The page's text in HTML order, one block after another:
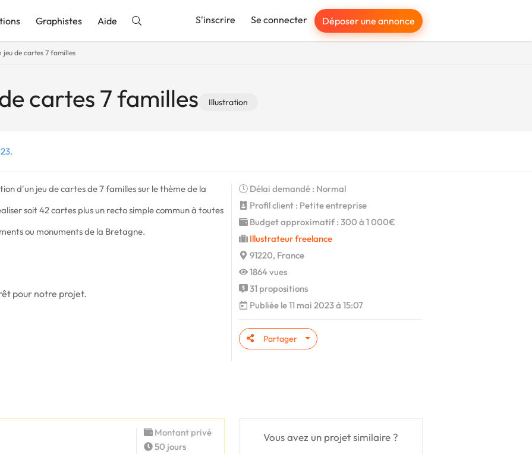
Graphistes Aide S'inscrire Se connecter Déposer une annonce
jeu de cartes 7 familles
cartes 7 familles Illustration
d'un jeu de cartes de 7 familles sur le thème de la
soit 42 cartes plus un recto simple commun à toutes
ou monuments de la Bretagne.
pour notre projet.
Délai demandé : Normal
Profil client : Petite entreprise
Budget approximatif : 300 à 1 000€
Illustrateur freelance
91220, France
1864 vues
31 propositions
Publiée le 11 mai 2023 à 15:07
Partager
Vous avez un projet similaire ?
Montant privé
50 jours